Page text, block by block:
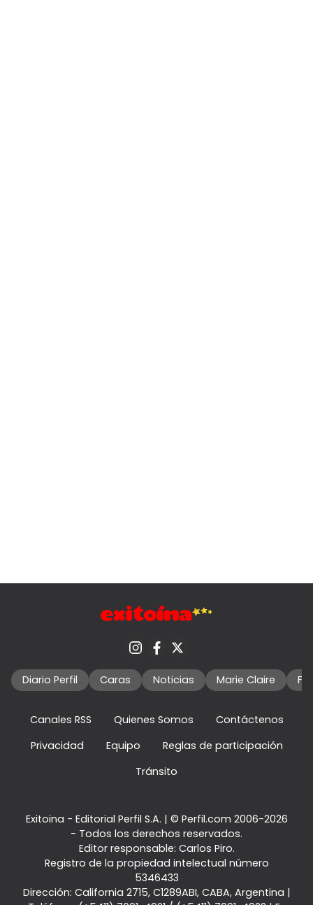
Diario Perfil Caras Noticias Marie Claire
Canales RSS Quienes Somos
Contáctenos
Privacidad
Equipo
Reglas de participación
Tránsito
Exitoina - Editorial Perfil S.A. | © Perfil.com 2006-2026
- Todos los derechos reservados.
Editor responsable: Carlos Piro.
Registro de la propiedad intelectual número
5346433
Dirección: California 2715, C1289ABI, CABA, Argentina |